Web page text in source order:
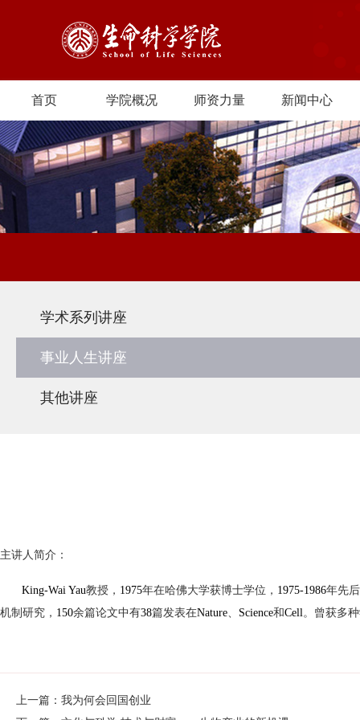
首页 学院概况 师资力量 新闻中心
学术系列讲座
事业人生讲座
其他讲座
主讲人简介：
King-Wai Yau教授， 1975年在哈佛大学获博士学位， 1975-1986年先
机制研究， 150余篇论文中有38篇发表在Nature、 Science和Cell。曾获多
上一篇：我为何会回国创业